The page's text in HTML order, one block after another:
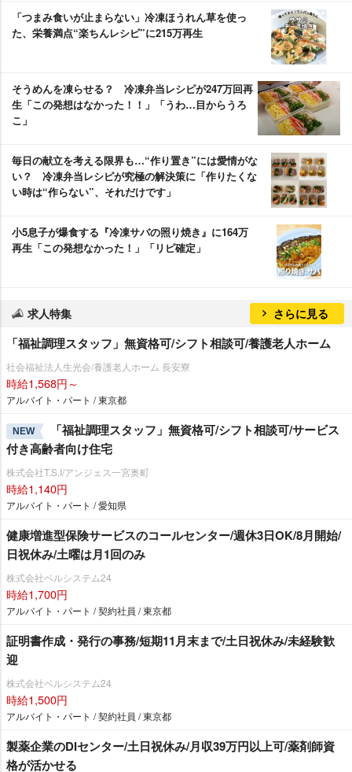
「つまみ食いが止まらない」冷凍ほうれん草を使っ
た、栄養満点“楽ちんレシピ”に215万再生
そうめんを凍らせる？ 冷凍弁当レシピが247万回再
生「この発想はなかった！！」「うわ…目からうろ
こ」
毎日の献立を考える限界も…“作り置き”には愛情がな
い？ 冷凍弁当レシピが究極の解決策に「作りたくな
い時は“作らない”、それだけです」
小5息子が爆食する『冷凍サバの照り焼き』に164万
再生「この発想なかった！」「リピ確定」
求人特集 さらに見る
「福祉調理スタッフ」無資格可/シフト相談可/養護老人ホーム
社会福祉法人生光会/養護老人ホーム 長安寮
時給1,568円～
アルバイト・パート / 東京都
NEW
「福祉調理スタッフ」無資格可/シフト相談可/サービス
付き高齢者向け住宅
株式会社T.S.I/アンジェス一宮奥町
時給1,140円
アルバイト・パート / 愛知県
健康増進型保険サービスのコールセンター/週休3日OK/8月開始/
日祝休み/土曜は月1回のみ
株式会社ベルシステム24
時給1,700円
アルバイト・パート / 契約社員 / 東京都
証明書作成・発行の事務/短期11月末まで/土日祝休み/未経験歓
迎
株式会社ベルシステム24
時給1,500円
アルバイト・パート / 契約社員 / 東京都
製薬企業のDIセンター/土日祝休み/月収39万円以上可/薬剤師資
格が活かせる